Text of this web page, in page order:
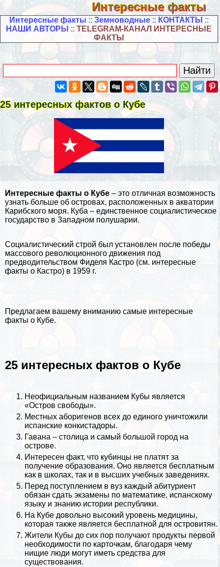
Интересные факты
Интересные факты :: Земноводные:: КОНТАКТЫ ::
НАШИ АВТОРЫ ::TELEGRAM-КАНАЛ ИНТЕРЕСНЫЕ
ФАКТЫ
25 интересных фактов о Кубе
Интересные факты о Кубе – это отличная возможность
узнать больше об островах, расположенных в акватории
Карибского моря. Куба – единственное социалистическое
государство в Западном полушарии.
Социалистический строй был установлен после победы
массового революционного движения под
предводительством Фиделя Кастро (см. интересные
факты о Кастро) в 1959 г.
Предлагаем вашему вниманию самые интересные
факты о Кубе.
25 интересных фактов о Кубе
Неофициальным названием Кубы является
«Остров свободы».
Местных аборигенов всех до единого уничтожили
испанские конкистадоры.
Гавана – столица и самый большой город на
острове.
Интересен факт, что кубинцы не платят за
получение образования. Оно является бесплатным
как в школах, так и в высших учебных заведениях.
Перед поступлением в вуз каждый абитуриент
обязан сдать экзамены по математике, испанскому
языку и знанию истории республики.
На Кубе довольно высокий уровень медицины,
которая также является бесплатной для островитян.
Жители Кубы до сих пор получают продукты первой
необходимости по карточкам, благодаря чему
нищие люди могут иметь средства для
существования.